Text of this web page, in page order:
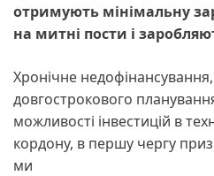
отримують мінімальну
на митні пости і
Хронічне недофінансування,
довгострокового
можливості інвестицій в
кордону, в першу чергу
ми